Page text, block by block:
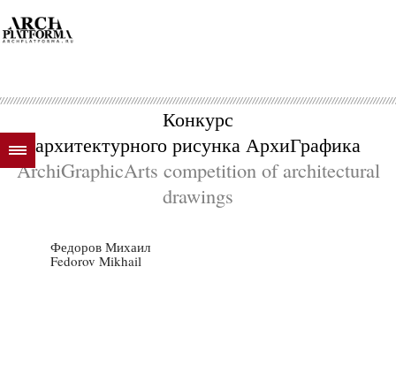
Конкурс
архитектурного рисунка АрхиГрафика
ArchiGraphicArts competition of architectural
drawings
Федоров Михаил
Fedorov Mikhail